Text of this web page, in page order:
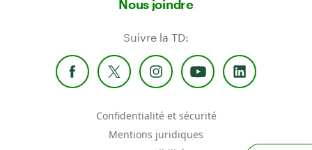
Nous joindre
Suivre la TD:
Confidentialité et sécurité
Mentions juridiques